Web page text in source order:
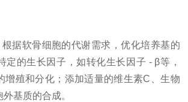
根据软骨细胞的代谢需求，优化培养基的
定的生长因子，如转化生长因子 - β等，
增殖和分化；添加适量的维生素C、生物
基质的合成。